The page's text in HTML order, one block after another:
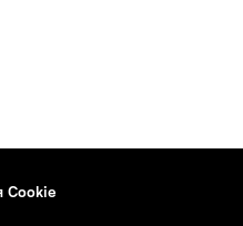
Cookie